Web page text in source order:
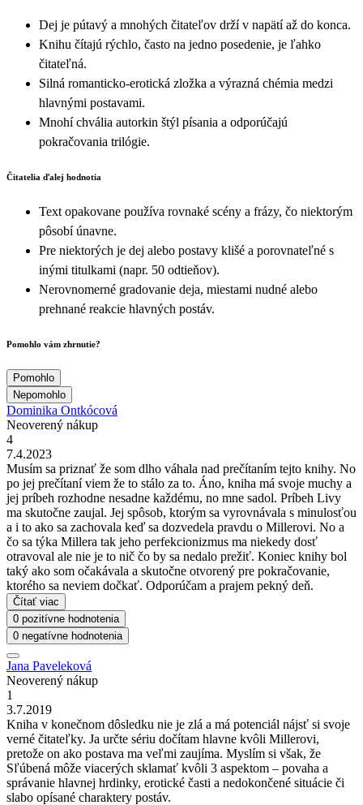
Dej je pútavý a mnohých čitateľov drží v napätí až do konca.
Knihu čítajú rýchlo, často na jedno posedenie, je ľahko
čitateľná.
Silná romanticko-erotická zložka a výrazná chémia medzi
hlavnými postavami.
Mnohí chvália autorkin štýl písania a odporúčajú
pokračovania trilógie.
Čitatelia ďalej hodnotia
Text opakovane používa rovnaké scény a frázy, čo niektorým
pôsobí únavne.
Pre niektorých je dej alebo postavy klišé a porovnateľné s
inými titulkami (napr. 50 odtieňov).
Nerovnomerné gradovanie deja, miestami nudné alebo
prehnané reakcie hlavných postáv.
Pomohlo vám zhrnutie?
Pomohlo
Nepomohlo
Dominika Ontkócová
Neoverený nákup
4
7.4.2023
Musím sa priznať že som dlho váhala nad prečítaním tejto knihy. No
po jej prečítaní viem že to stálo za to. Áno, kniha má svoje muchy a
jej príbeh rozhodne nesadne každému, no mne sadol. Príbeh Livy
ma skutočne zaujal. Jej spôsob, ktorým sa vyrovnávala s minulosťou
a i to ako sa zachovala keď sa dozvedela pravdu o Millerovi. No a
čo sa týka Millera tak jeho perfekcionizmus ma niekedy dosť
otravoval ale nie je to nič čo by sa nedalo prežiť. Koniec knihy bol
taký ako som očakávala a skutočne otvorený pre pokračovanie,
ktorého sa neviem dočkať. Odporúčam a prajem pekný deň.
Čítať viac
0 pozitívne hodnotenia
0 negatívne hodnotenia
Jana Paveleková
Neoverený nákup
1
3.7.2019
Kniha v konečnom dôsledku nie je zlá a má potenciál nájsť si svoje
verné čitateľky. Ja určte sériu dočítam hlavne kvôli Millerovi,
pretože on ako postava ma veľmi zaujíma. Myslím si však, že
Sľúbená môže viacerých sklamať kvôli 3 aspektom – povaha a
správanie hlavnej hrdinky, erotické časti a nedokončené situácie či
slabo opísané charaktery postáv.